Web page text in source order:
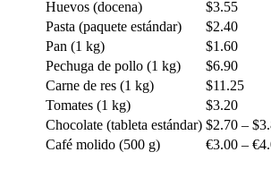
Huevos (docena)
$3.55
Pasta (paquete estándar)
$2.40
Pan (1 kg)
$1.60
Pechuga de pollo (1 kg)
$6.90
Carne de res (1 kg)
$11.25
Tomates (1 kg)
$3.20
Chocolate (tableta estándar) $2.70 –
Café molido (500 g)
€3.00 –